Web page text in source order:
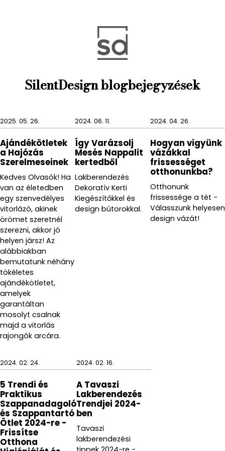
az üveget, hiszen tökéletesen zár
SilentDesign blogbejegyzések
2025. 05. 26.
Ajándékötletek
a Hajózás
Szerelmeseinek
Kedves Olvasók! Ha
van az életedben
egy szenvedélyes
vitorlázó, akinek
örömet szeretnél
szerezni, akkor jó
helyen jársz! Az
alábbiakban
bemutatunk néhány
tökéletes
ajándékötletet,
amelyek
garantáltan
mosolyt csalnak
majd a vitorlás
rajongók arcára.
2024. 06. 11.
Így Varázsolj
Mesés Nappalit
kertedből
Lakberendezés
Dekoratív Kerti
Kiegészítőkkel és
design bútorokkal.
2024. 04. 26.
Hogyan vigyünk
vázákkal
frissességet
otthonunkba?
Otthonunk
frissessége a tét -
Válasszunk helyesen
design vázát!
2024. 02. 24.
5 Trendi és
Praktikus
Szappanadagoló
és Szappantartó
Ötlet 2024-re -
Frissítse
Otthona
2024. 02. 16.
A Tavaszi
Lakberendezés
Trendjei 2024-
ben
Tavaszi
lakberendezési